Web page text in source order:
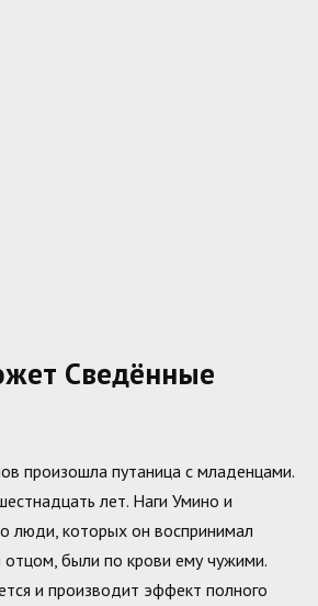
Сведённые
произошла путаница с младенцами.
лет. Наги Умино и
люди, которых он воспринимал
были по крови ему чужими.
и производит эффект полного